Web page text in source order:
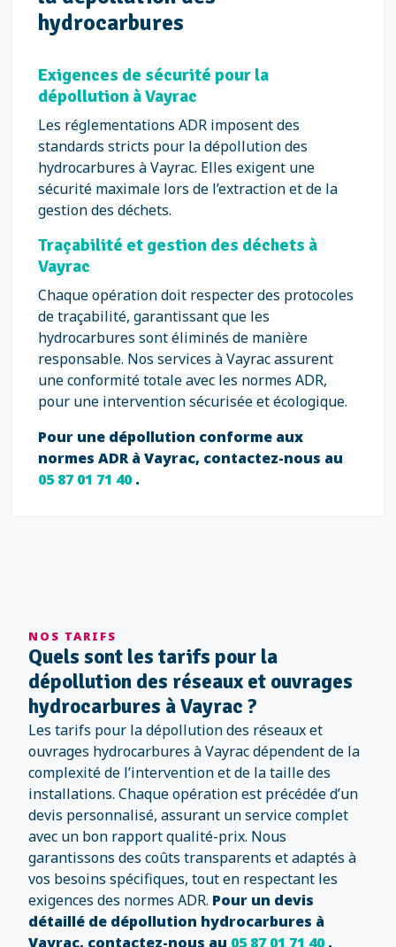
hydrocarbures
Exigences de sécurité pour la
dépollution à Vayrac
Les réglementations ADR imposent des
standards stricts pour la dépollution des
hydrocarbures à Vayrac. Elles exigent une
sécurité maximale lors de l’extraction et de la
gestion des déchets.
Traçabilité et gestion des déchets à
Vayrac
Chaque opération doit respecter des protocoles
de traçabilité, garantissant que les
hydrocarbures sont éliminés de manière
responsable. Nos services à Vayrac assurent
une conformité totale avec les normes ADR,
pour une intervention sécurisée et écologique.
Pour une dépollution conforme aux
normes ADR à Vayrac, contactez-nous au
05 87 01 71 40.
NOS TARIFS
Quels sont les tarifs pour la
dépollution des réseaux et ouvrages
hydrocarbures à Vayrac ?
Les tarifs pour la dépollution des réseaux et
ouvrages hydrocarbures à Vayrac dépendent de la
complexité de l’intervention et de la taille des
installations. Chaque opération est précédée d’un
devis personnalisé, assurant un service complet
avec un bon rapport qualité-prix. Nous
garantissons des coûts transparents et adaptés à
vos besoins spécifiques, tout en respectant les
exigences des normes ADR. Pour un devis
détaillé de dépollution hydrocarbures à
Vayrac, contactez-nous au 05 87 01 71 40.